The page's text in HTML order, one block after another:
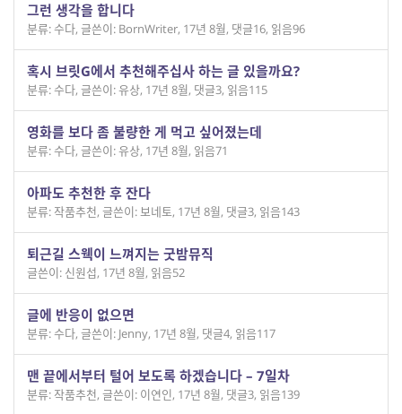
그런 생각을 합니다
분류: 수다, 글쓴이: BornWriter, 17년 8월, 댓글16, 읽음96
혹시 브릿G에서 추천해주십사 하는 글 있을까요?
분류: 수다, 글쓴이: 유상, 17년 8월, 댓글3, 읽음115
영화를 보다 좀 불량한 게 먹고 싶어졌는데
분류: 수다, 글쓴이: 유상, 17년 8월, 읽음71
아파도 추천한 후 잔다
분류: 작품추천, 글쓴이: 보네토, 17년 8월, 댓글3, 읽음143
퇴근길 스웩이 느껴지는 굿밤뮤직
글쓴이: 신원섭, 17년 8월, 읽음52
글에 반응이 없으면
분류: 수다, 글쓴이: Jenny, 17년 8월, 댓글4, 읽음117
맨 끝에서부터 털어 보도록 하겠습니다 – 7일차
분류: 작품추천, 글쓴이: 이연인, 17년 8월, 댓글3, 읽음139